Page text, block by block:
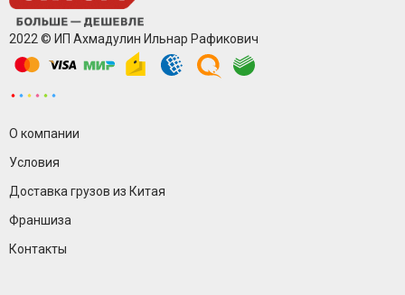
2022 © ИП Ахмадулин Ильнар Рафикович
О компании
Условия
Доставка грузов из Китая
Франшиза
Контакты